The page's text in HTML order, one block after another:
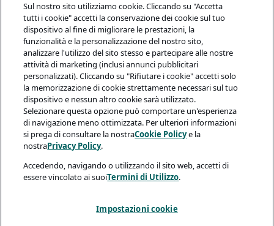
Sul nostro sito utilizziamo cookie. Cliccando su "Accetta
tutti i cookie" accetti la conservazione dei cookie sul tuo
dispositivo al fine di migliorare le prestazioni, la
funzionalità e la personalizzazione del nostro sito,
analizzare l'utilizzo del sito stesso e partecipare alle nostre
attività di marketing (inclusi annunci pubblicitari
personalizzati). Cliccando su "Rifiutare i cookie" accetti solo
la memorizzazione di cookie strettamente necessari sul tuo
dispositivo e nessun altro cookie sarà utilizzato.
Selezionare questa opzione può comportare un'esperienza
di navigazione meno ottimizzata. Per ulteriori informazioni
si prega di consultare la nostraCookie Policye la
nostraPrivacy Policy.
Accedendo, navigando o utilizzando il sito web, accetti di
essere vincolato ai suoiTermini di Utilizzo.
Impostazioni cookie